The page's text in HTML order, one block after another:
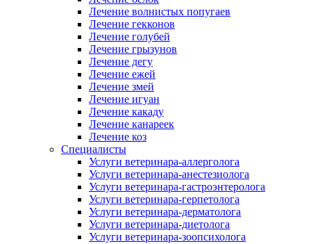
Лечение волнистых попугаев
Лечение гекконов
Лечение голубей
Лечение грызунов
Лечение дегу
Лечение ежей
Лечение змей
Лечение игуан
Лечение какаду
Лечение канареек
Лечение коз
Специалисты
Услуги ветеринара-аллерголога
Услуги ветеринара-анестезиолога
Услуги ветеринара-гастроэнтеролога
Услуги ветеринара-герпетолога
Услуги ветеринара-дерматолога
Услуги ветеринара-диетолога
Услуги ветеринара-зоопсихолога